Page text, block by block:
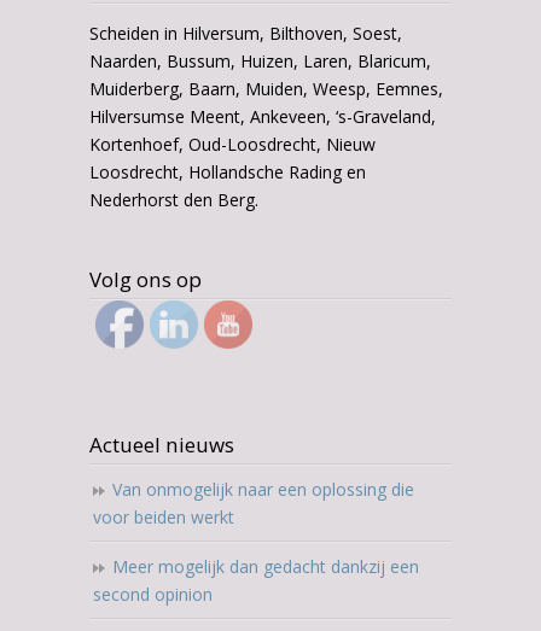
Scheiden in Hilversum, Bilthoven, Soest,
Naarden, Bussum, Huizen, Laren, Blaricum,
Muiderberg, Baarn, Muiden, Weesp, Eemnes,
Hilversumse Meent, Ankeveen, ‘s-Graveland,
Kortenhoef, Oud-Loosdrecht, Nieuw
Loosdrecht, Hollandsche Rading en
Nederhorst den Berg.
Volg ons op
Actueel nieuws
Van onmogelijk naar een oplossing die
voor beiden werkt
Meer mogelijk dan gedacht dankzij een
second opinion